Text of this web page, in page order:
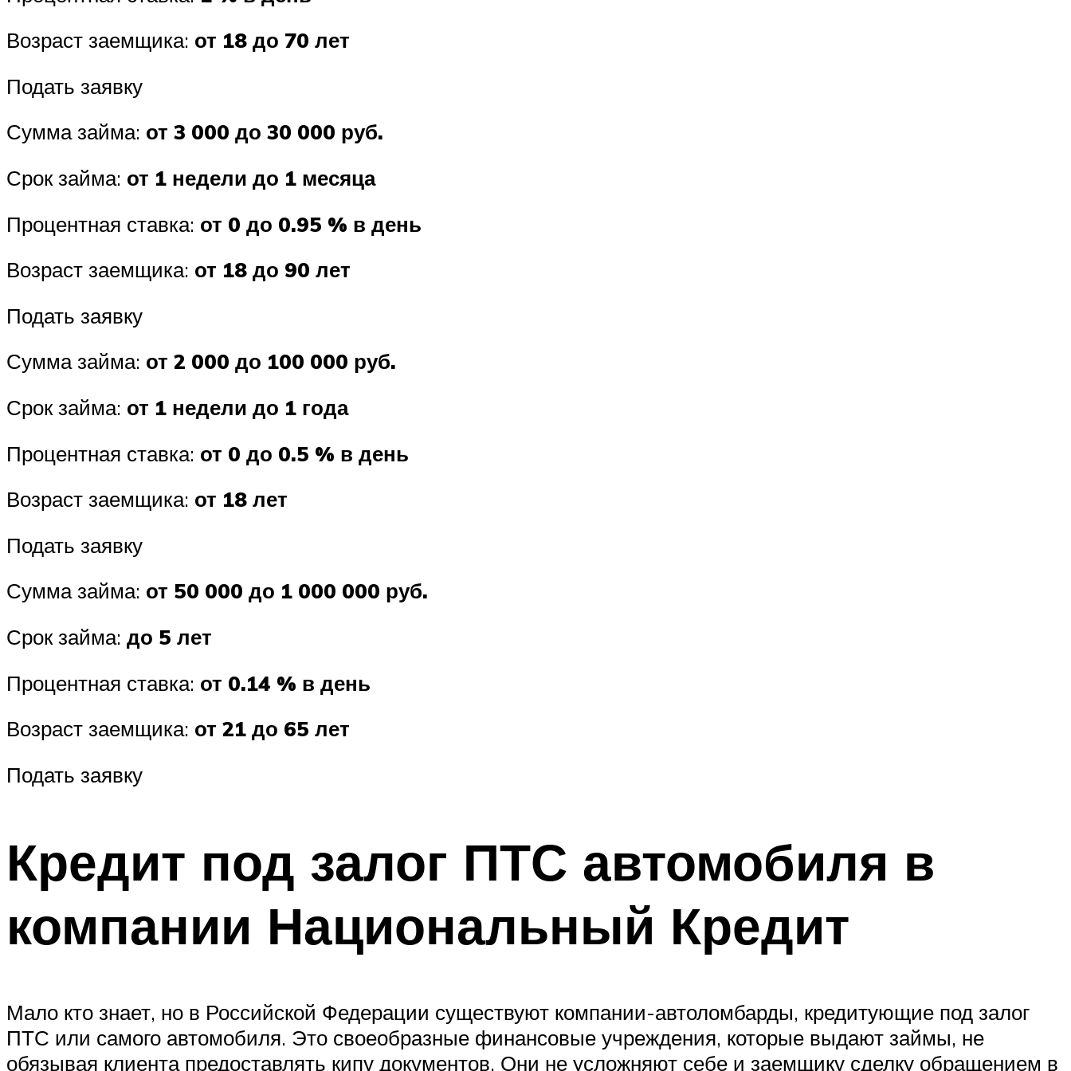
Возраст заемщика: от 18 до 70 лет
Подать заявку
Сумма займа: от 3 000 до 30 000 руб.
Срок займа: от 1 недели до 1 месяца
Процентная ставка: от 0 до 0.95 % в день
Возраст заемщика: от 18 до 90 лет
Подать заявку
Сумма займа: от 2 000 до 100 000 руб.
Срок займа: от 1 недели до 1 года
Процентная ставка: от 0 до 0.5 % в день
Возраст заемщика: от 18 лет
Подать заявку
Сумма займа: от 50 000 до 1 000 000 руб.
Срок займа: до 5 лет
Процентная ставка: от 0.14 % в день
Возраст заемщика: от 21 до 65 лет
Подать заявку
Кредит под залог ПТС автомобиля в
компании Национальный Кредит
Мало кто знает, но в Российской Федерации существуют компании-автоломбарды, кредитующие под залог
ПТС или самого автомобиля. Это своеобразные финансовые учреждения, которые выдают займы, не
обязывая клиента предоставлять кипу документов. Они не усложняют себе и заемщику сделку обращением в